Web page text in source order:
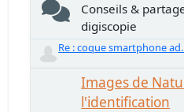
Conseils &
digiscopie
Re : coque smartphone
Images de
l'identification